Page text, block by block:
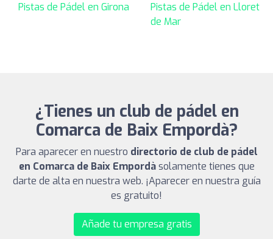
Pistas de Pádel en Girona
Pistas de Pádel en Lloret
de Mar
¿Tienes un club de pádel en
Comarca de Baix Empordà?
Para aparecer en nuestro directorio de club de pádel
en Comarca de Baix Empordàsolamente tienes que
darte de alta en nuestra web. ¡Aparecer en nuestra guía
es gratuito!
Añade tu empresa gratis